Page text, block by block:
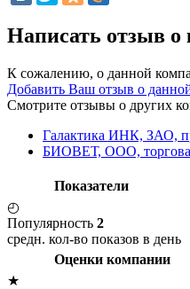
Написать отзыв
К сожалению, о данной
Добавить Ваш отзыв о
Смотрите отзывы о других
Галактика ИНК, ЗАО,
БИОВЕТ, ООО,
Показатели
◴
Популярность 2
средн. кол-во показов в день
Оценки компании
★